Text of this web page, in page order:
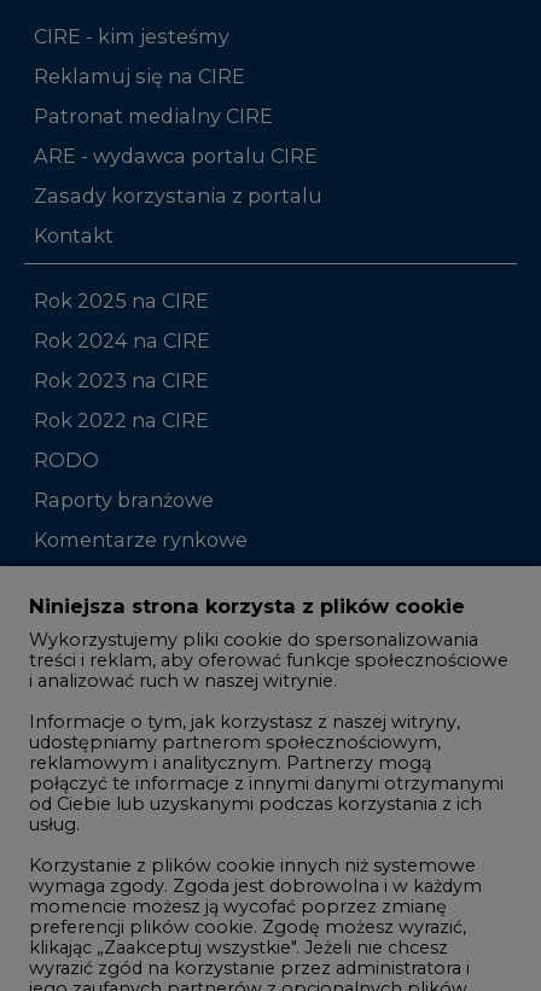
CIRE - kim jesteśmy
Reklamuj się na CIRE
Patronat medialny CIRE
ARE - wydawca portalu CIRE
Zasady korzystania z portalu
Kontakt
Rok 2025 na CIRE
Rok 2024 na CIRE
Rok 2023 na CIRE
Rok 2022 na CIRE
RODO
Raporty branżowe
Komentarze rynkowe
Zmiany kadrowe na rynku
Studio CIRE
Rozmowy o energetyce
Gospodarka
Geopolityka
LTE450
Innowacje i AI
Telekomunikacja i IT
Handel emisjami CO2
Niniejsza strona korzysta z plików cookie
Wykorzystujemy pliki cookie do spersonalizowania
treści i reklam, aby oferować funkcje społecznościowe
i analizować ruch w naszej witrynie.
Informacje o tym, jak korzystasz z naszej witryny,
udostępniamy partnerom społecznościowym,
reklamowym i analitycznym. Partnerzy mogą
połączyć te informacje z innymi danymi otrzymanymi
od Ciebie lub uzyskanymi podczas korzystania z ich
usług.
Korzystanie z plików cookie innych niż systemowe
wymaga zgody. Zgoda jest dobrowolna i w każdym
momencie możesz ją wycofać poprzez zmianę
preferencji plików cookie. Zgodę możesz wyrazić,
klikając „Zaakceptuj wszystkie". Jeżeli nie chcesz
wyrazić zgód na korzystanie przez administratora i